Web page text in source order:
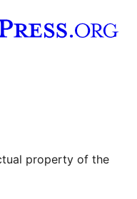
property of the